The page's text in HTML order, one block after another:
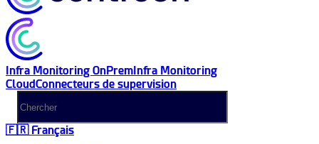
Infra Monitoring OnPremInfra Monitoring
CloudConnecteurs de supervision
🇫🇷 Français